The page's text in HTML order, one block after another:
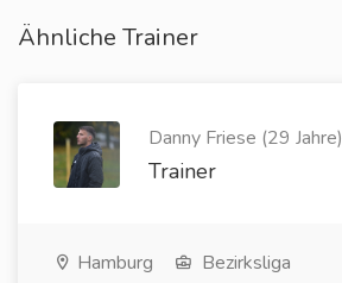
Ähnliche Trainer
Danny Friese (29 Jahre)
Trainer
Hamburg Bezirksliga